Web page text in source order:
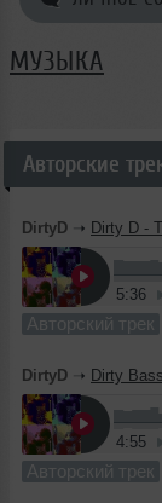
МУЗЫКА
Авторские
DirtyD ➝ Dirty D -
5:36
Авторский трек
DirtyD ➝ Dirty
4:55
Авторский трек